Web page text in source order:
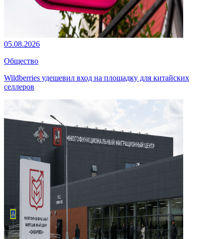
05.08.2026
Общество
Wildberries удешевил вход на площадку для китайских
селлеров